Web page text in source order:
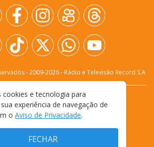
- 2009-2026- Rádio e Televisão Record S.A
FALE CONOSCO
PRIVACIDADE
TERMOS E CONDIÇÕES DE USO
cookies e tecnologia para
experiência de navegação de
o Aviso de Privacidade.
FECHAR